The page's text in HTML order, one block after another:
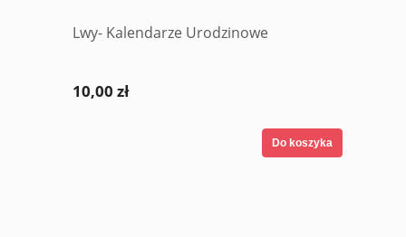
Lwy- Kalendarze Urodzinowe
10,00 zł
Do koszyka